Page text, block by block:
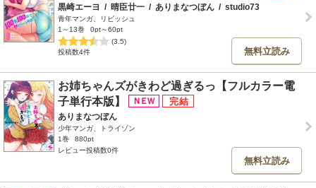
黒崎エーヨ / 晴臣廿一 / ありまなつぼん / studio73
青年マンガ、リビッシュ
1～13巻
0pt～60pt
(3.5)
投稿数4件
無料立読み
お姉ちゃんズがきわど過ぎるっ【フルカラー電
子単行本版】
ありまなつぼん
少年マンガ、トライゾン
1巻
880pt
レビュー投稿数0件
無料立読み